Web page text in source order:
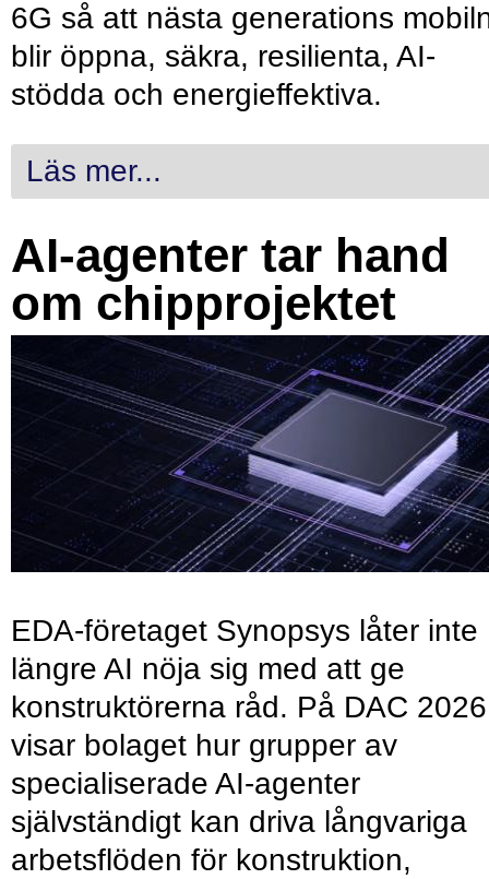
6G så att nästa generations
blir öppna, säkra, resilienta, AI-
stödda och energieffektiva.
Läs mer...
AI-agenter tar hand
om chipprojektet
EDA-företaget Synopsys låter inte
längre AI nöja sig med att ge
konstruktörerna råd. På DAC 2026
visar bolaget hur grupper av
specialiserade AI-agenter
självständigt kan driva långvariga
arbetsflöden för konstruktion,